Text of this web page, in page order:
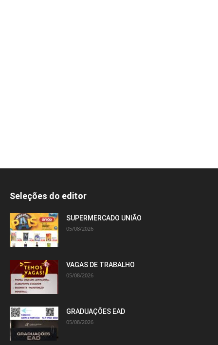
Seleções do editor
SUPERMERCADO UNIÃO
05/08/2026
VAGAS DE TRABALHO
05/08/2026
GRADUAÇÕES EAD
05/08/2026